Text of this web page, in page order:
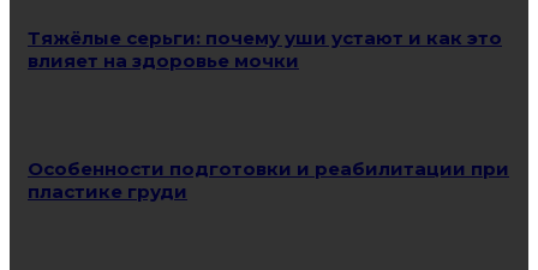
Тяжёлые серьги: почему уши устают и как это
влияет на здоровье мочки
Особенности подготовки и реабилитации при
пластике груди